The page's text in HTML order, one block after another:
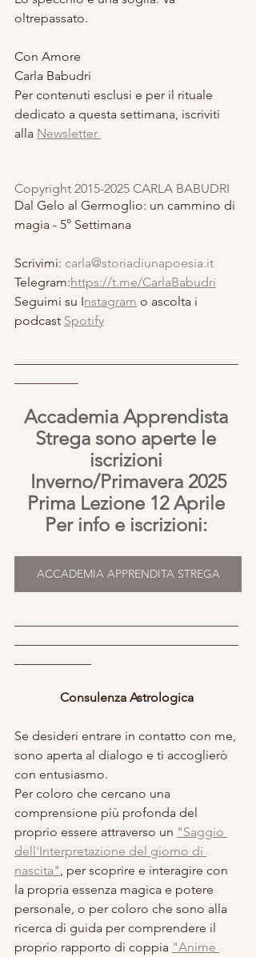
oltrepassato.
Con Amore
Carla Babudri
Per contenuti esclusi e per il rituale
dedicato a questa settimana, iscriviti
alla Newsletter
Copyright 2015-2025 CARLA BABUDRI
Dal Gelo al Germoglio: un cammino di
magia - 5° Settimana
Scrivimi: carla@storiadiunapoesia.it
Telegram:https://t.me/CarlaBabudri
Seguimi su Instagram o ascolta i
podcast Spotify
Accademia Apprendista
Strega sono aperte le
iscrizioni
Inverno/Primavera 2025
Prima Lezione 12 Aprile
Per info e iscrizioni:
ACCADEMIA APPRENDITA STREGA
Consulenza Astrologica
Se desideri entrare in contatto con me,
sono aperta al dialogo e ti accoglierò
con entusiasmo.
Per coloro che cercano una
comprensione più profonda del
proprio essere attraverso un "Saggio
dell'Interpretazione del giorno di
nascita", per scoprire e interagire con
la propria essenza magica e potere
personale, o per coloro che sono alla
ricerca di guida per comprendere il
proprio rapporto di coppia "Anime